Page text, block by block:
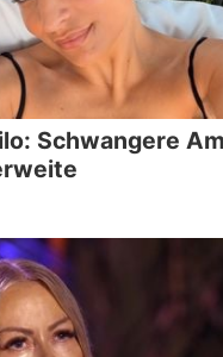
Schwangere